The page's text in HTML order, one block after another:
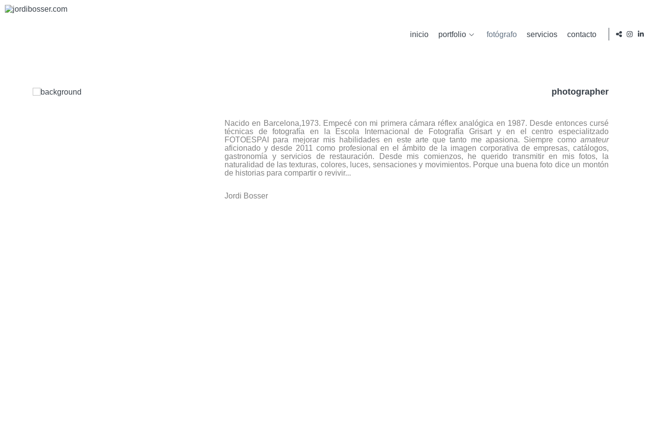
inicio portfolio fotógrafo servicios contacto
photographer
Nacido en Barcelona,1973. Empecé con mi primera cámara réflex analógica en 1987. Desde entonces cursé
técnicas de fotografía en la
Escola Internacional de Fotografía Grisarty en elcentro especialitzado
FOTOESPAI para mejorar mis habilidades en este arte que tanto me apasiona. Siempre como amateur
aficionado y desde 2011 como profesional en el ámbito de la imagen corporativa de empresas, catálogos,
gastronomía y servicios de restauración. Desde mis comienzos, he querido transmitir en mis fotos, la
naturalidad de las texturas, colores, luces, sensaciones y movimientos. Porque una buena foto dice un montón
de historias para compartir o revivir...
Jordi Bosser